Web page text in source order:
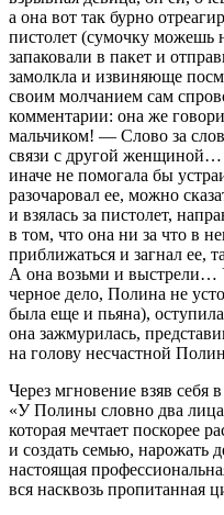
а она вот так бурно
пистолет (сумочку можешь
запаковали в пакет и
замолкла и извиняюще
своим молчанием сам
комментарии: она же
мальчиком! — Слово за
связи с другой
иначе не помогала бы
разочаровал ее, можно
и взялась за пистолет,
в том, что она ни за что в
приближаться и загнал ее,
А она возьми и выстрели…
черное дело, Полина не
была еще и пьяна),
она зажмурилась,
на голову несчастной
Через мгновение взяв себя
«У Полины словно два
которая мечтает поскорее
и создать семью, нарожать
настоящая
вся насквозь пропитанная